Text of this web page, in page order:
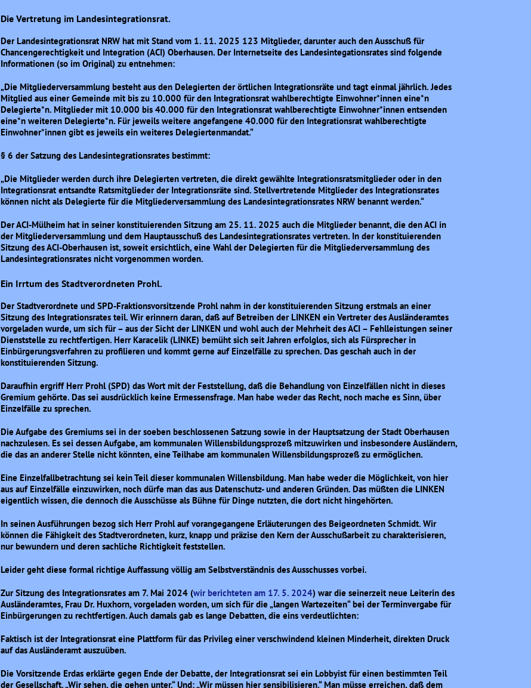
Die Vertretung im Landesintegrationsrat.
Der Landesintegrationsrat NRW hat mit Stand vom 1. 11. 2025 123 Mitglieder, darunter auch den Ausschuß für
Chancengerechtigkeit und Integration (ACI) Oberhausen. Der Internetseite des Landesintegationsrates sind folgende
Informationen (so im Original) zu entnehmen:
„Die Mitgliederversammlung besteht aus den Delegierten der örtlichen Integrationsräte und tagt einmal jährlich. Jedes
Mitglied aus einer Gemeinde mit bis zu 10.000 für den Integrationsrat wahlberechtigte Einwohner*innen eine*n
Delegierte*n. Mitglieder mit 10.000 bis 40.000 für den Integrationsrat wahlberechtigte Einwohner*innen entsenden
eine*n weiteren Delegierte*n. Für jeweils weitere angefangene 40.000 für den Integrationsrat wahlberechtigte
Einwohner*innen gibt es jeweils ein weiteres Delegiertenmandat.“
§ 6 der Satzung des Landesintegrationsrates bestimmt:
„Die Mitglieder werden durch ihre Delegierten vertreten, die direkt gewählte Integrationsratsmitglieder oder in den
Integrationsrat entsandte Ratsmitglieder der Integrationsräte sind. Stellvertretende Mitglieder des Integrationsrates
können nicht als Delegierte für die Mitgliederversammlung des Landesintegrationsrates NRW benannt werden.“
Der ACI-Mülheim hat in seiner konstituierenden Sitzung am 25. 11. 2025 auch die Mitglieder benannt, die den ACI in
der Mitgliederversammlung und dem Hauptausschuß des Landesintegrationsrates vertreten. In der konstituierenden
Sitzung des ACI-Oberhausen ist, soweit ersichtlich, eine Wahl der Delegierten für die Mitgliederversammlung des
Landesintegrationsrates nicht vorgenommen worden.
Ein Irrtum des Stadtverordneten Prohl.
Der Stadtverordnete und SPD-Fraktionsvorsitzende Prohl nahm in der konstituierenden Sitzung erstmals an einer
Sitzung des Integrationsrates teil. Wir erinnern daran, daß auf Betreiben der LINKEN ein Vertreter des Ausländeramtes
vorgeladen wurde, um sich für – aus der Sicht der LINKEN und wohl auch der Mehrheit des ACI – Fehlleistungen seiner
Dienststelle zu rechtfertigen. Herr Karacelik (LINKE) bemüht sich seit Jahren erfolglos, sich als Fürsprecher in
Einbürgerungsverfahren zu profilieren und kommt gerne auf Einzelfälle zu sprechen. Das geschah auch in der
konstituierenden Sitzung.
Daraufhin ergriff Herr Prohl (SPD) das Wort mit der Feststellung, daß die Behandlung von Einzelfällen nicht in dieses
Gremium gehörte. Das sei ausdrücklich keine Ermessensfrage. Man habe weder das Recht, noch mache es Sinn, über
Einzelfälle zu sprechen.
Die Aufgabe des Gremiums sei in der soeben beschlossenen Satzung sowie in der Hauptsatzung der Stadt Oberhausen
nachzulesen. Es sei dessen Aufgabe, am kommunalen Willensbildungsprozeß mitzuwirken und insbesondere Ausländern,
die das an anderer Stelle nicht könnten, eine Teilhabe am kommunalen Willensbildungsprozeß zu ermöglichen.
Eine Einzelfallbetrachtung sei kein Teil dieser kommunalen Willensbildung. Man habe weder die Möglichkeit, von hier
aus auf Einzelfälle einzuwirken, noch dürfe man das aus Datenschutz- und anderen Gründen. Das müßten die LINKEN
eigentlich wissen, die dennoch die Ausschüsse als Bühne für Dinge nutzten, die dort nicht hingehörten.
In seinen Ausführungen bezog sich Herr Prohl auf vorangegangene Erläuterungen des Beigeordneten Schmidt. Wir
können die Fähigkeit des Stadtverordneten, kurz, knapp und präzise den Kern der Ausschußarbeit zu charakterisieren,
nur bewundern und deren sachliche Richtigkeit feststellen.
Leider geht diese formal richtige Auffassung völlig am Selbstverständnis des Ausschusses vorbei.
Zur Sitzung des Integrationsrates am 7. Mai 2024 (wir berichteten am 17. 5. 2024) war die seinerzeit neue Leiterin des
Ausländeramtes, Frau Dr. Huxhorn, vorgeladen worden, um sich für die „langen Wartezeiten“ bei der Terminvergabe für
Einbürgerungen zu rechtfertigen. Auch damals gab es lange Debatten, die eins verdeutlichten:
Faktisch ist der Integrationsrat eine Plattform für das Privileg einer verschwindend kleinen Minderheit, direkten Druck
auf das Ausländeramt auszuüben.
Die Vorsitzende Erdas erklärte gegen Ende der Debatte, der Integrationsrat sei ein Lobbyist für einen bestimmten Teil
der Gesellschaft. „Wir sehen, die gehen unter.“ Und: „Wir müssen hier sensibilisieren.“ Man müsse erreichen, daß dem